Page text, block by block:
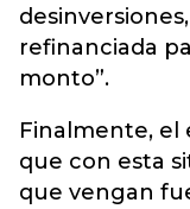
refinanciada
monto”.
Finalmente, el
que con esta
que vengan